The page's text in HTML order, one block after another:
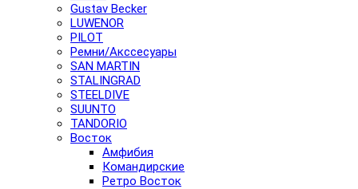
Gustav Becker
LUWENOR
PILOT
Pемни/Акссесуары
SAN MARTIN
STALINGRAD
STEELDIVE
SUUNTO
TANDORIO
Восток
Амфибия
Командирские
Ретро Восток